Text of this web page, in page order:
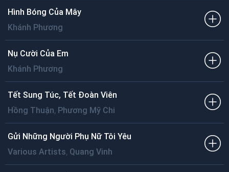
Hình Bóng Của Mây
Khánh Phương
Nụ Cười Của Em
Khánh Phương
Tết Sung Túc, Tết Đoàn Viên
Hồng Thuận, Phương Mỹ Chi
Gửi Những Người Phụ Nữ Tôi Yêu
Various Artists, Quang Vinh